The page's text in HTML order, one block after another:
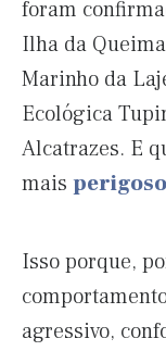
foram
Ilha da
Marinho da
Ecológica
Alcatrazes. E
mais perigoso
Isso porque,
agressivo,